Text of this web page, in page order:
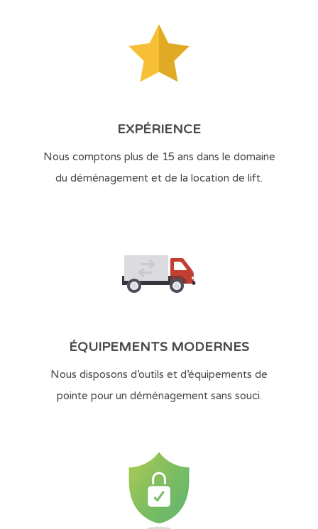
EXPÉRIENCE
Nous comptons plus de 15 ans dans le domaine
du déménagement et de la location de lift.
ÉQUIPEMENTS MODERNES
Nous disposons d’outils et d’équipements de
pointe pour un déménagement sans souci.